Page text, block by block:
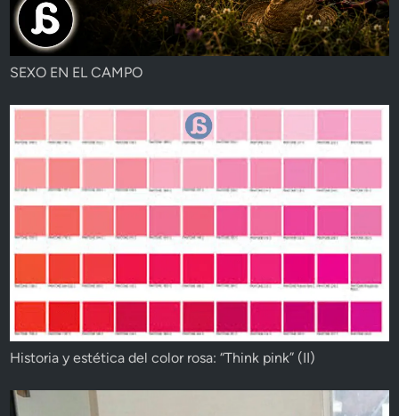
SEXO EN EL CAMPO
Historia y estética del color rosa: “Think pink” (II)